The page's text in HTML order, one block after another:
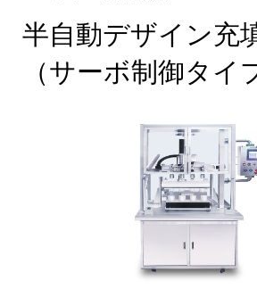
半自動デザイン充
（サーボ制御タイ